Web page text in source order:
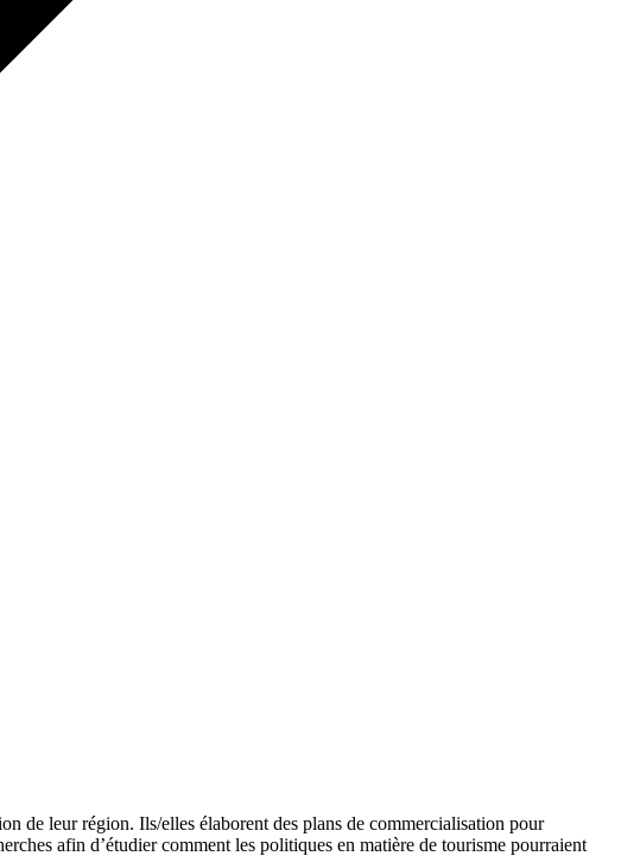
de leur région. Ils/elles élaborent des plans de commercialisation pour
afin d’étudier comment les politiques en matière de tourisme pourraient